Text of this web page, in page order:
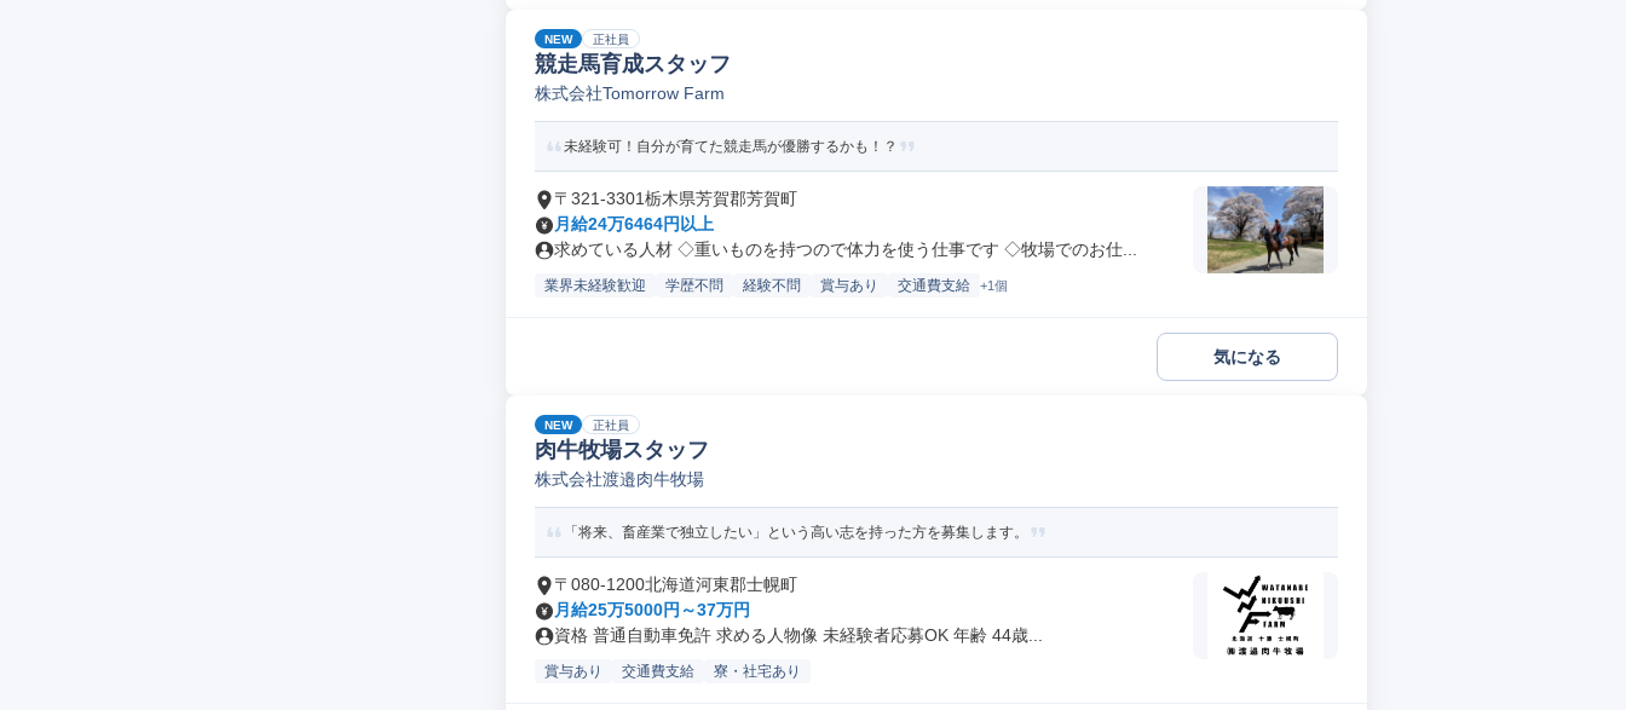
NEW 正社員
競走馬育成スタッフ
株式会社Tomorrow Farm
未経験可！自分が育てた競走馬が優勝するかも！？
〒321-3301栃木県芳賀郡芳賀町
月給24万6464円以上
求めている人材 ◇重いものを持つので体力を使う仕事です ◇牧場でのお仕...
業界未経験歓迎 学歴不問 経験不問 賞与あり 交通費支給 +1個
気になる
NEW 正社員
肉牛牧場スタッフ
株式会社渡邉肉牛牧場
「将来、畜産業で独立したい」という高い志を持った方を募集します。
〒080-1200北海道河東郡士幌町
月給25万5000円～37万円
資格 普通自動車免許 求める人物像 未経験者応募OK 年齢 44歳...
賞与あり 交通費支給 寮・社宅あり